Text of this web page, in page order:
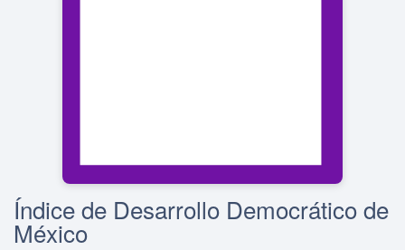
Índice de Desarrollo Democrático de
México